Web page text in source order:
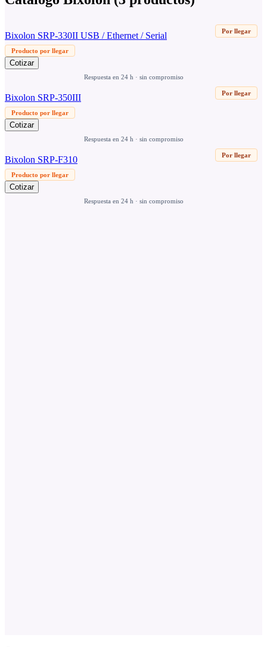
Por llegar
Bixolon SRP-330II USB / Ethernet / Serial
Producto por llegar
Cotizar
Respuesta en 24 h · sin compromiso
Por llegar
Bixolon SRP-350III
Producto por llegar
Cotizar
Respuesta en 24 h · sin compromiso
Por llegar
Bixolon SRP-F310
Producto por llegar
Cotizar
Respuesta en 24 h · sin compromiso